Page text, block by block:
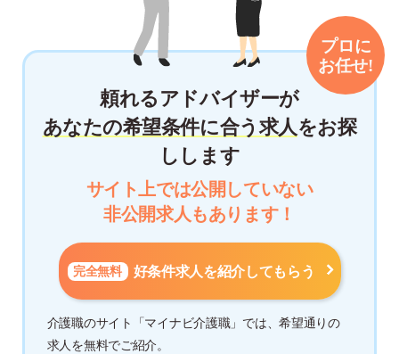
頼れるアドバイザーが
あなたの希望条件に合う求人をお探
しします
サイト上では公開していない
非公開求人もあります！
完全無料 好条件求人を紹介してもらう
介護職のサイト「マイナビ介護職」では、希望通りの
求人を無料でご紹介。